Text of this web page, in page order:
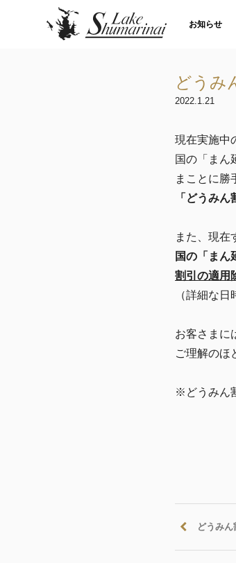
お知らせ
どうみ
2022.1.21
現在実施中
国の「まん
まことに勝
「どうみ
また、現在
国の「まん
割引の適用
（詳細な
お客さまに
ご理解のほ
※どうみん
どうみ